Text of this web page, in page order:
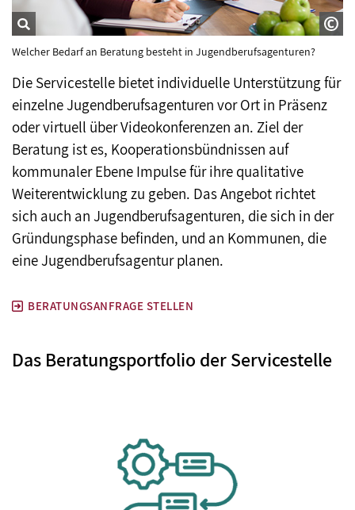
Welcher Bedarf an Beratung besteht in Jugendberufsagenturen?
Die Servicestelle bietet individuelle Unterstützung für
einzelne Jugendberufsagenturen vor Ort in Präsenz
oder virtuell über Videokonferenzen an. Ziel der
Beratung ist es, Kooperationsbündnissen auf
kommunaler Ebene Impulse für ihre qualitative
Weiterentwicklung zu geben. Das Angebot richtet
sich auch an Jugendberufsagenturen, die sich in der
Gründungsphase befinden, und an Kommunen, die
eine Jugendberufsagentur planen.
BERATUNGSANFRAGE STELLEN
Das Beratungsportfolio der Servicestelle